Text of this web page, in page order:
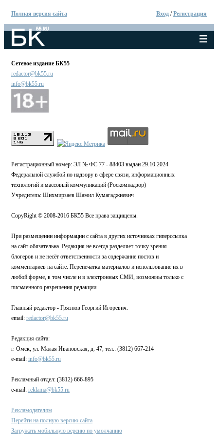
Полная версия сайта Вход /Регистрация
Сетевое издание БК55
redactor@bk55.ru
info@bk55.ru
Регистрационный номер: ЭЛ № ФС 77 - 88403 выдан 29.10.2024
Федеральной службой по надзору в сфере связи, информационных
технологий и массовый коммуникаций (Роскомнадзор)
Учредитель: Шихмирзаев Шамил Кумагаджиевич
CopyRight © 2008-2016 БК55 Все права защищены.
При размещении информации с сайта в других источниках гиперссылка
на сайт обязательна. Редакция не всегда разделяет точку зрения
блогеров и не несёт ответственности за содержание постов и
комментариев на сайте. Перепечатка материалов и использование их в
любой форме, в том числе и в электронных СМИ, возможны только с
письменного разрешения редакции.
Главный редактор - Грязнов Георгий Игоревич.
email: redactor@bk55.ru
Редакция сайта:
г. Омск, ул. Малая Ивановская, д. 47, тел.: (3812) 667-214
e-mail: info@bk55.ru
Рекламный отдел: (3812) 666-895
e-mail: reklama@bk55.ru
Рекламодателям
Перейти на полную версию сайта
Загружать мобильную версию по умолчанию